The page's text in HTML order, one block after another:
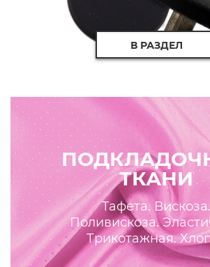
В РАЗДЕЛ
ТКАНИ
Тафета. Вискоза.
Поливискоза.
Трикотажная.